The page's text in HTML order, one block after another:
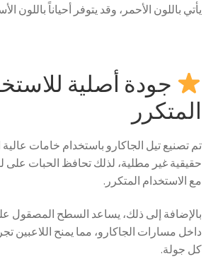
يأتي باللون الأحمر، وقد يتوفر أحياناً باللون
جودة أصلية
المتكرر
تم تصنيع تيل الجاكارو باستخدام خامات عالية
حقيقية غير مطلية، لذلك تحافظ الحبات على
مع الاستخدام المتكرر.
بالإضافة إلى ذلك، يساعد السطح
داخل مسارات الجاكارو، مما يمنح اللاعبين
كل جولة.